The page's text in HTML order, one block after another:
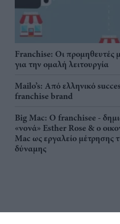
Franchise: Οι προμηθευτές
για την ομαλή λειτουργία
Mailo’s: Από ελληνικό
franchise brand
Big Mac: Ο franchisee -
«νονά» Esther Rose & ο
Mac ως εργαλείο μέτρησης
δύναμης